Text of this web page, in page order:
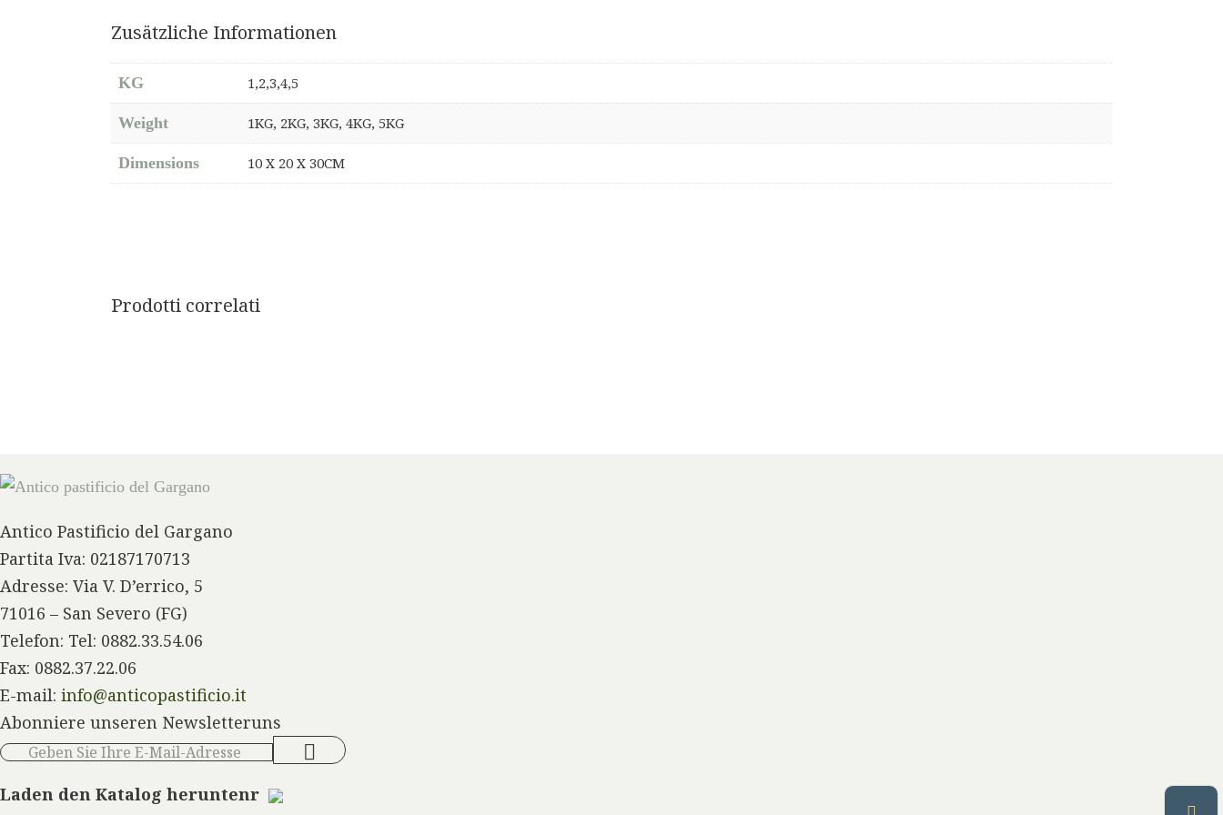
Zusätzliche Informationen
KG 1,2,3,4,5
Weight 1KG, 2KG, 3KG, 4KG, 5KG
Dimensions 10 X 20 X 30CM
Prodotti correlati
Antico Pastificio del Gargano
Partita Iva: 02187170713
Adresse: Via V. D’errico, 5
71016 – San Severo (FG)
Telefon: Tel: 0882.33.54.06
Fax: 0882.37.22.06
E-mail: info@anticopastificio.it
Abonniere unseren Newsletteruns
Laden den Katalog heruntenr